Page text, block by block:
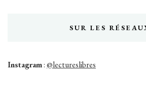
SUR LES
Instagram:@lectureslibres